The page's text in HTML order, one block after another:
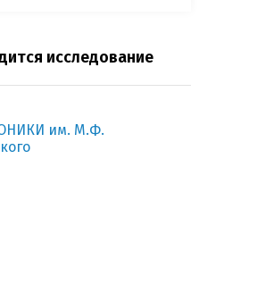
исследование
им. М.Ф.